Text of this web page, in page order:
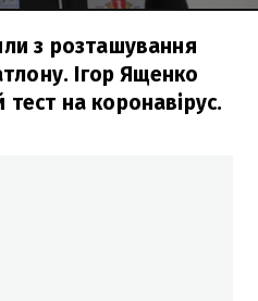
з розташування
Ігор Ященко
на коронавірус.